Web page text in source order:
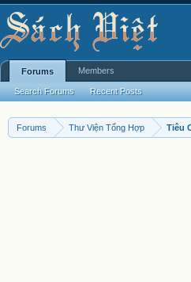
Forums Thư Viện Tổng Hợp Tiêu
Forums
Search Forums Recent Posts
Members